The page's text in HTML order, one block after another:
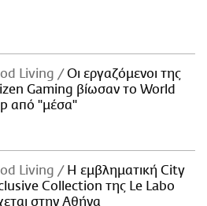
Living
Οι εργαζόμενοι της
Gaming βίωσαν το World
από "μέσα"
Living
Η εμβληματική City
Collection της Le Labo
στην Αθήνα